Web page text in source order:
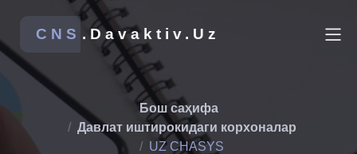
CNS .Davaktiv.Uz
Бош саҳифа
Давлат иштирокидаги корхоналар
UZ CHASYS